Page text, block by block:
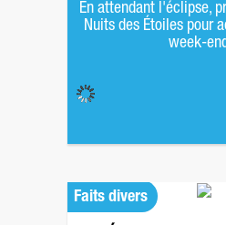
En attendant l'éclipse,
Nuits des Étoiles pour
week-
Faits divers